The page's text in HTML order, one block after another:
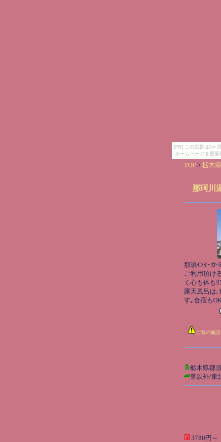
[PR] この広告は3ヶ
ホームページを更
TOP > 栃木県
那珂川
那須ｲﾝﾀｰか
ご利用頂け
く心も体も
露天風呂は
す｡合宿も
ご覧の施
栃木県那
車以外/東
3780円～